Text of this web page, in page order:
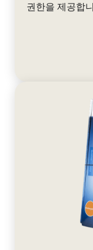
권한을 제공합